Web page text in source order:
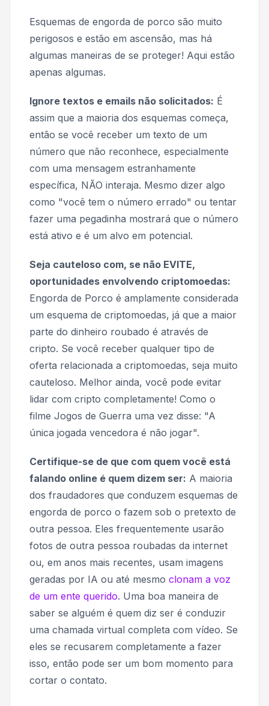
Esquemas de engorda de porco são muito
perigosos e estão em ascensão, mas há
algumas maneiras de se proteger! Aqui estão
apenas algumas.
Ignore textos e emails não solicitados: É
assim que a maioria dos esquemas começa,
então se você receber um texto de um
número que não reconhece, especialmente
com uma mensagem estranhamente
específica, NÃO interaja. Mesmo dizer algo
como "você tem o número errado" ou tentar
fazer uma pegadinha mostrará que o número
está ativo e é um alvo em potencial.
Seja cauteloso com, se não EVITE,
oportunidades envolvendo criptomoedas:
Engorda de Porco é amplamente considerada
um esquema de criptomoedas, já que a maior
parte do dinheiro roubado é através de
cripto. Se você receber qualquer tipo de
oferta relacionada a criptomoedas, seja muito
cauteloso. Melhor ainda, você pode evitar
lidar com cripto completamente! Como o
filme Jogos de Guerra uma vez disse: "A
única jogada vencedora é não jogar".
Certifique-se de que com quem você está
falando online é quem dizem ser: A maioria
dos fraudadores que conduzem esquemas de
engorda de porco o fazem sob o pretexto de
outra pessoa. Eles frequentemente usarão
fotos de outra pessoa roubadas da internet
ou, em anos mais recentes, usam imagens
geradas por IA ou até mesmo clonam a voz
de um ente querido. Uma boa maneira de
saber se alguém é quem diz ser é conduzir
uma chamada virtual completa com vídeo. Se
eles se recusarem completamente a fazer
isso, então pode ser um bom momento para
cortar o contato.